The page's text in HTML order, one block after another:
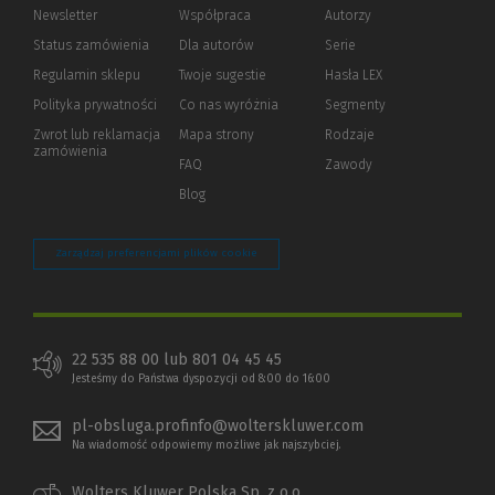
Newsletter
Status zamówienia
Regulamin sklepu
Polityka prywatności (Nowe
(Link
innej
Zwrot lub reklamacja
zamówienia
Współpraca
Dla autorów(Nowe
(Link
innej
Twoje sugestie
Co nas wyróżnia
Mapa strony
FAQ
Blog
Autorzy
Serie
Hasła LEX
Segmenty
Rodzaje
Zawody
Zarządzaj preferencjami plików cookie
22 535 88 00 lub 801 04 45 45
Jesteśmy do Państwa dyspozycji od 8:00 do 16:00
pl-obsluga.profinfo@wolterskluwer.com
Na wiadomość odpowiemy możliwe jak najszybciej.